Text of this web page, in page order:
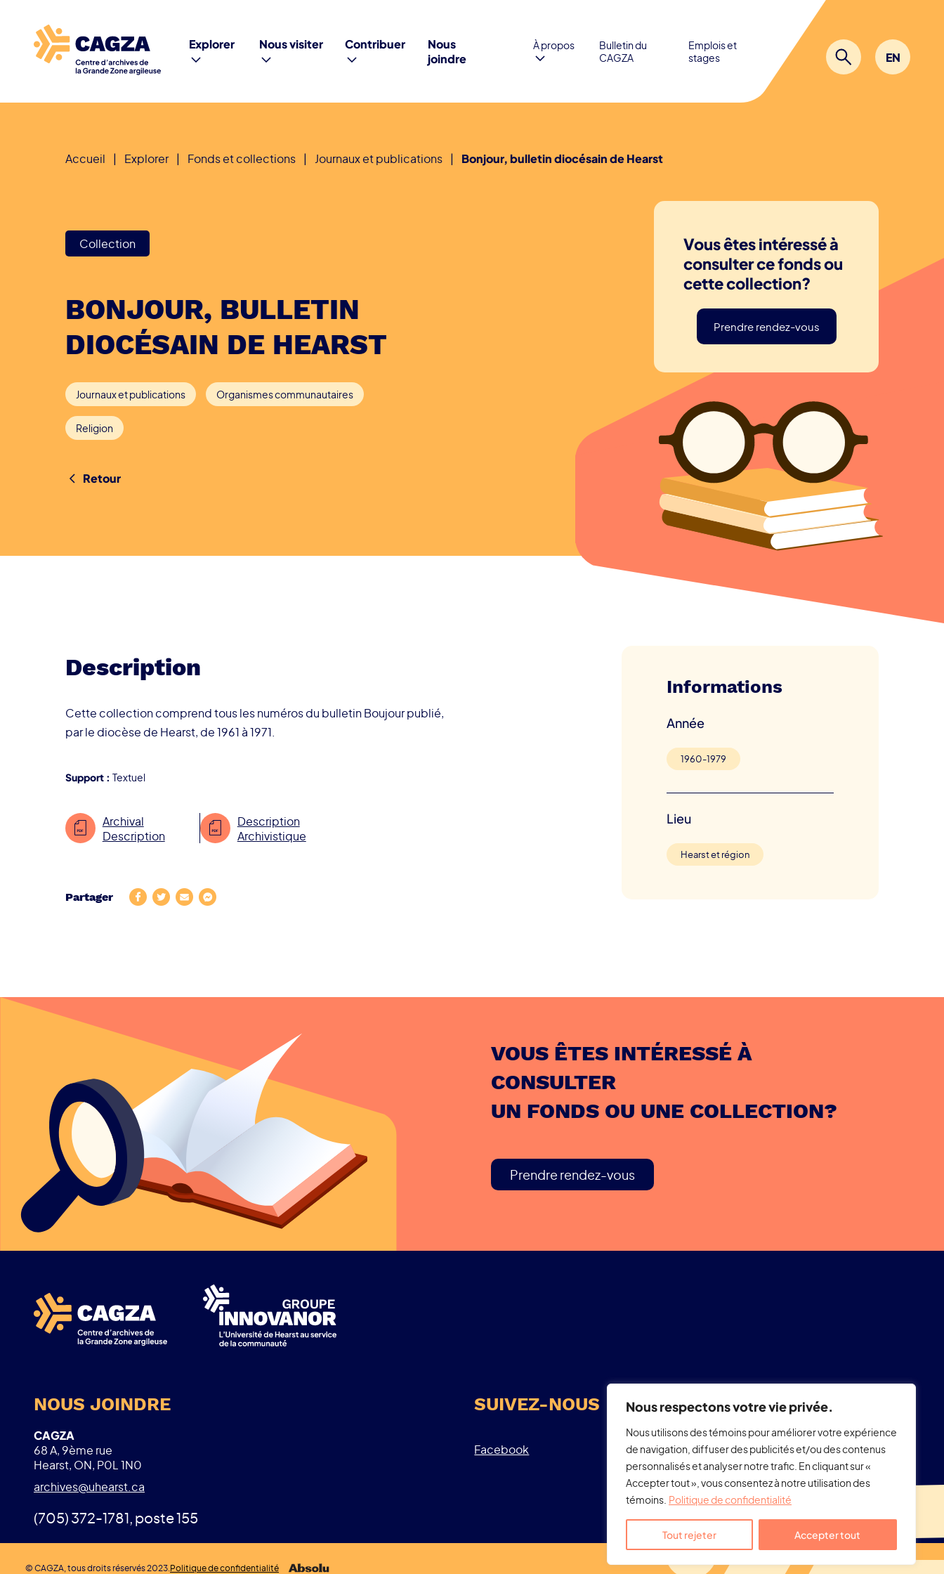
Nous respectons votre vie privée.
Nous utilisons des témoins pour améliorer votre expérience
de navigation, diffuser des publicités et/ou des contenus
personnalisés et analyser notre trafic. En cliquant sur «
Accepter tout », vous consentez à notre utilisation des
témoins. Politique de confidentialité
Tout rejeter Accepter tout
Explorer Nous visiter Contribuer
Nous
joindre
À propos
Bulletin du
CAGZA
Emplois et
stages
EN
Accueil | Explorer | Fonds et collections | Journaux et publications | Bonjour, bulletin diocésain de Hearst
Collection
BONJOUR, BULLETIN
DIOCÉSAIN DE HEARST
Journaux et publications Organismes communautaires
Religion
Retour
Vous êtes intéressé à
consulter ce fonds ou
cette collection?
Prendre rendez-vous
Description
Cette collection comprend tous les numéros du bulletin Boujour publié,
par le diocèse de Hearst, de 1961 à 1971.
Support : Textuel
Archival
Description
Description
Archivistique
Partager
Informations
Année
1960-1979
Lieu
Hearst et région
VOUS ÊTES INTÉRESSÉ À
CONSULTER
UN FONDS OU UNE COLLECTION?
Prendre rendez-vous
NOUS JOINDRE
CAGZA
68 A, 9ème rue
Hearst, ON, P0L 1N0
archives@uhearst.ca
(705) 372-1781, poste 155
SUIVEZ-NOUS
Facebook
© CAGZA, tous droits réservés 2023.Politique de confidentialité